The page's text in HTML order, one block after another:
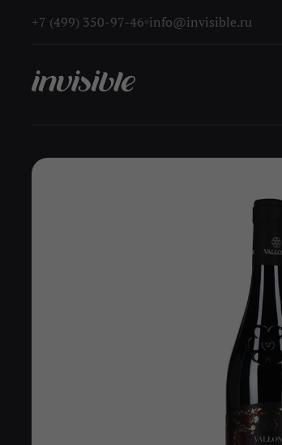
+7 (499) 350-97-46 info@invisible.ru